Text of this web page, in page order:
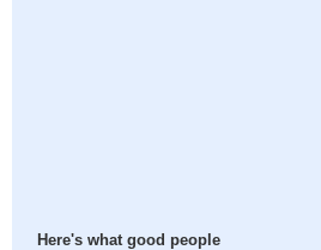
Here's what good people